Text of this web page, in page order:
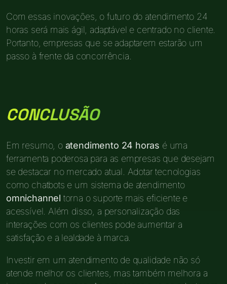
Com essas inovações, o futuro do atendimento 24
horas será mais ágil, adaptável e centrado no cliente.
Portanto, empresas que se adaptarem estarão um
passo à frente da concorrência.
CONCLUSÃO
Em resumo, o atendimento 24 horas é uma
ferramenta poderosa para as empresas que desejam
se destacar no mercado atual. Adotar tecnologias
como chatbots e um sistema de atendimento
omnichannel torna o suporte mais eficiente e
acessível. Além disso, a personalização das
interações com os clientes pode aumentar a
satisfação e a lealdade à marca.
Investir em um atendimento de qualidade não só
atende melhor os clientes, mas também melhora a